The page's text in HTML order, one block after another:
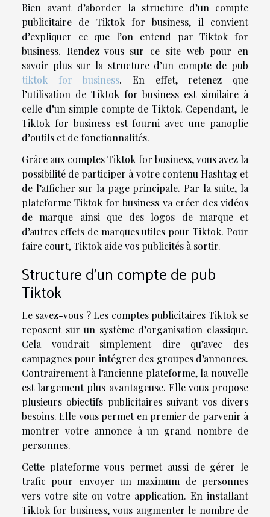
Bien avant d’aborder la structure d’un compte
publicitaire de Tiktok for business, il convient
d’expliquer ce que l’on entend par Tiktok for
business. Rendez-vous sur ce site web pour en
savoir plus sur la structure d’un compte de pub
tiktok for business. En effet, retenez que
l’utilisation de Tiktok for business est similaire à
celle d’un simple compte de Tiktok. Cependant, le
Tiktok for business est fourni avec une panoplie
d’outils et de fonctionnalités.
Grâce aux comptes Tiktok for business, vous avez la
possibilité de participer à votre contenu Hashtag et
de l’afficher sur la page principale. Par la suite, la
plateforme Tiktok for business va créer des vidéos
de marque ainsi que des logos de marque et
d’autres effets de marques utiles pour Tiktok. Pour
faire court, Tiktok aide vos publicités à sortir.
Structure d’un compte de pub
Tiktok
Le savez-vous ? Les comptes publicitaires Tiktok se
reposent sur un système d’organisation classique.
Cela voudrait simplement dire qu’avec des
campagnes pour intégrer des groupes d’annonces.
Contrairement à l’ancienne plateforme, la nouvelle
est largement plus avantageuse. Elle vous propose
plusieurs objectifs publicitaires suivant vos divers
besoins. Elle vous permet en premier de parvenir à
montrer votre annonce à un grand nombre de
personnes.
Cette plateforme vous permet aussi de gérer le
trafic pour envoyer un maximum de personnes
vers votre site ou votre application. En installant
Tiktok for business, vous augmenter le nombre de